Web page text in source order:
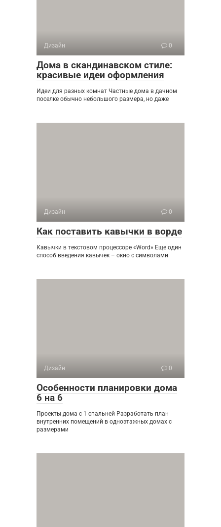
Дизайн 0
Дома в скандинавском стиле:
красивые идеи оформления
Идеи для разных комнат Частные дома в дачном
поселке обычно небольшого размера, но даже
Дизайн 0
Как поставить кавычки в ворде
Кавычки в текстовом процессоре «Word» Еще один
способ введения кавычек – окно с символами
Дизайн 0
Особенности планировки дома
6 на 6
Проекты дома с 1 спальней Разработать план
внутренних помещений в одноэтажных домах с
размерами